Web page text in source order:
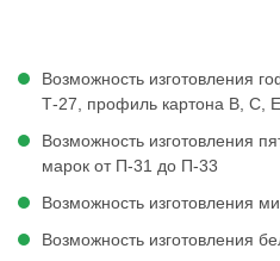
Возможность изготовления
Т-27, профиль картона В, С, Е
Возможность изготовления
марок от П-31 до П-33
Возможность изготовления
Возможность изготовления